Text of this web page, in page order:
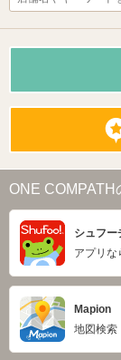
ONE COMPATH
シュフー
アプリな
Mapion
地図検索